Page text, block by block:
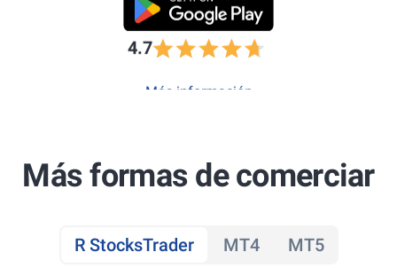
4.7
Más información
Más formas de comerciar
R StocksTrader MT4 MT5